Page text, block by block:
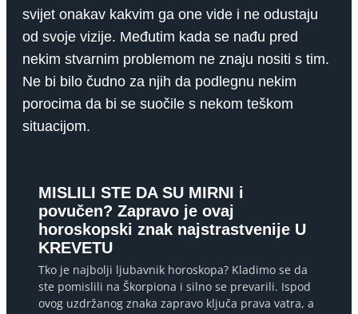
svijet onakav kakvim ga one vide i ne odustaju
od svoje vizije. Međutim kada se nađu pred
nekim stvarnim problemom ne znaju nositi s tim.
Ne bi bilo čudno za njih da podlegnu nekim
porocima da bi se suočile s nekom teškom
situacijom.
MISLILI STE DA SU MIRNI i
povučen? Zapravo je ovaj
horoskopski znak najstrastvenije U
KREVETU
Tko je najbolji ljubavnik horoskopa? Kladimo se da
ste pomislili na Škorpiona i silno se prevarili. Ispod
ovog uzdržanog znaka zapravo ključa prava vatra, a